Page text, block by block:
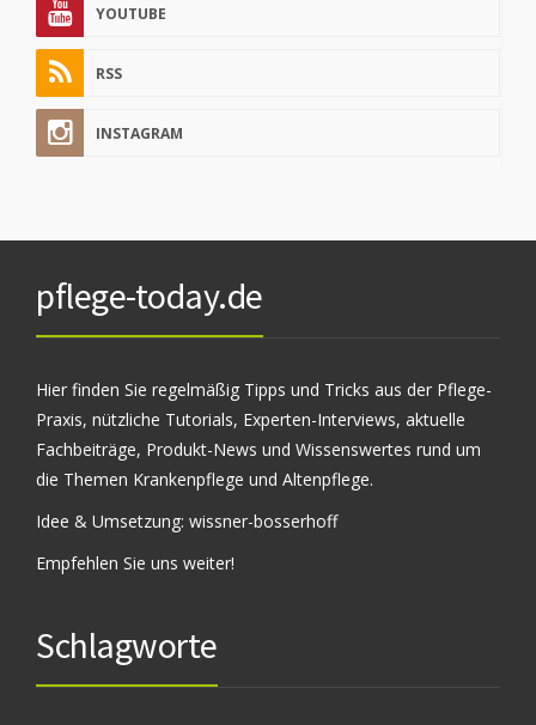
YOUTUBE
RSS
INSTAGRAM
pflege-today.de
Hier finden Sie regelmäßig Tipps und Tricks aus der Pflege-
Praxis, nützliche Tutorials, Experten-Interviews, aktuelle
Fachbeiträge, Produkt-News und Wissenswertes rund um
die Themen Krankenpflege und Altenpflege.
Idee & Umsetzung: wissner-bosserhoff
Empfehlen Sie uns weiter!
Schlagworte